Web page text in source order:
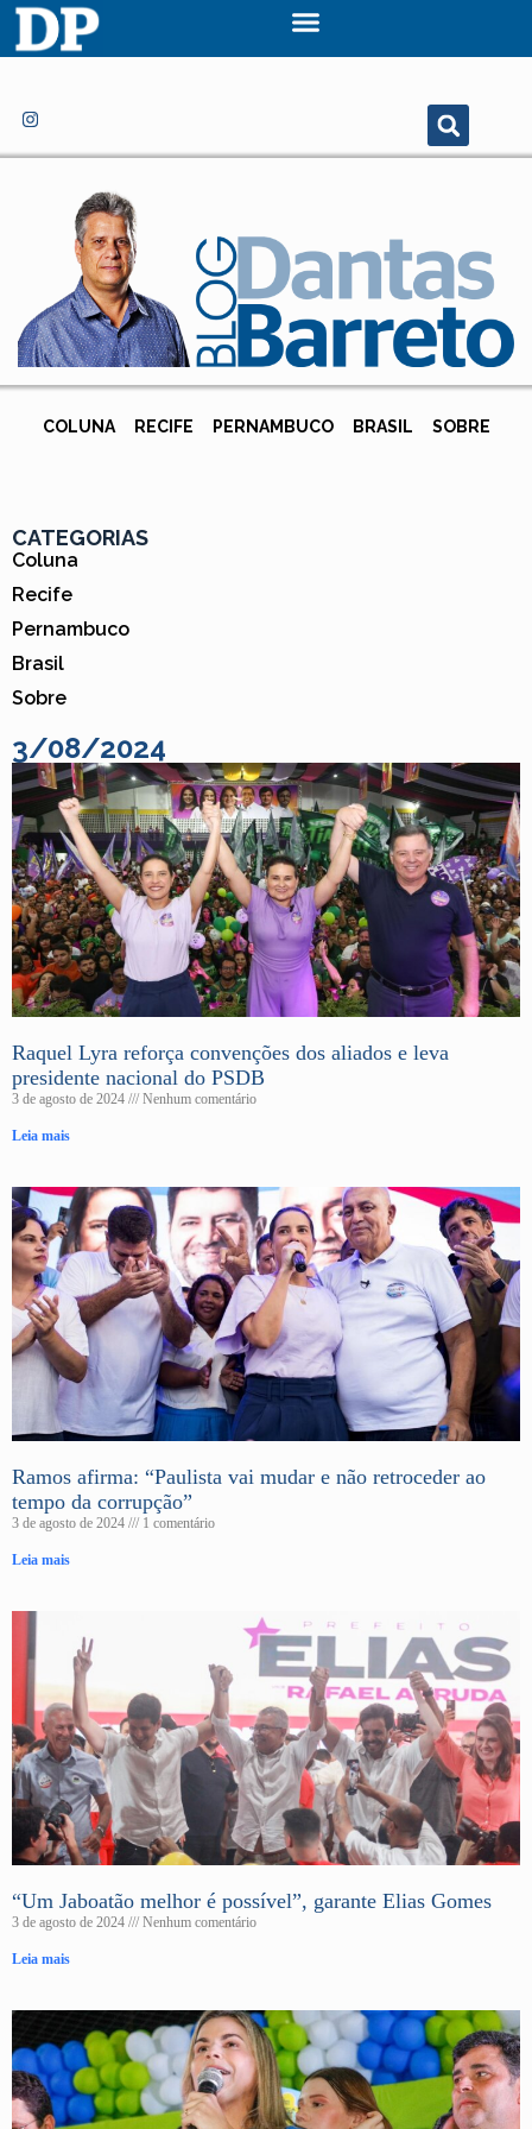
COLUNA RECIFE PERNAMBUCO BRASIL SOBRE
CATEGORIAS
Coluna
Recife
Pernambuco
Brasil
Sobre
3/08/2024
Raquel Lyra reforça convenções dos aliados e leva
presidente nacional do PSDB
3 de agosto de 2024 Nenhum comentário
Leia mais
Ramos afirma: “Paulista vai mudar e não retroceder ao
tempo da corrupção”
3 de agosto de 2024 1 comentário
Leia mais
“Um Jaboatão melhor é possível”, garante Elias Gomes
3 de agosto de 2024 Nenhum comentário
Leia mais